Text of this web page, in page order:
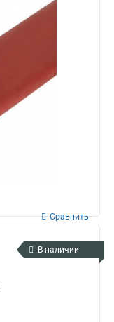
Сравнить
В наличии